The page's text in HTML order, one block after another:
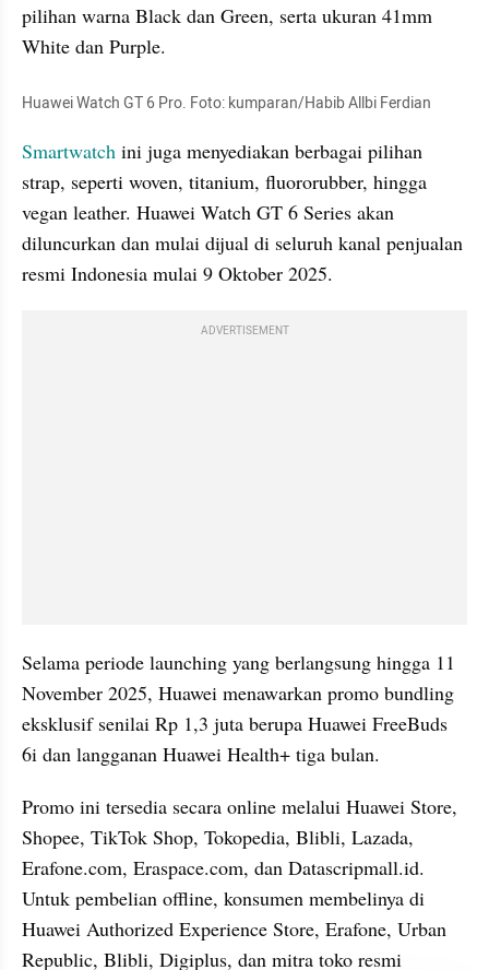
pilihan warna Black dan Green, serta ukuran 41mm
White dan Purple.
Huawei Watch GT 6 Pro. Foto: kumparan/Habib Allbi Ferdian
Smartwatch ini juga menyediakan berbagai pilihan
strap, seperti woven, titanium, fluororubber, hingga
vegan leather. Huawei Watch GT 6 Series akan
diluncurkan dan mulai dijual di seluruh kanal penjualan
resmi Indonesia mulai 9 Oktober 2025.
ADVERTISEMENT
Selama periode launching yang berlangsung hingga 11
November 2025, Huawei menawarkan promo bundling
eksklusif senilai Rp 1,3 juta berupa Huawei FreeBuds
6i dan langganan Huawei Health+ tiga bulan.
Promo ini tersedia secara online melalui Huawei Store,
Shopee, TikTok Shop, Tokopedia, Blibli, Lazada,
Erafone.com, Eraspace.com, dan Datascripmall.id.
Untuk pembelian offline, konsumen membelinya di
Huawei Authorized Experience Store, Erafone, Urban
Republic, Blibli, Digiplus, dan mitra toko resmi